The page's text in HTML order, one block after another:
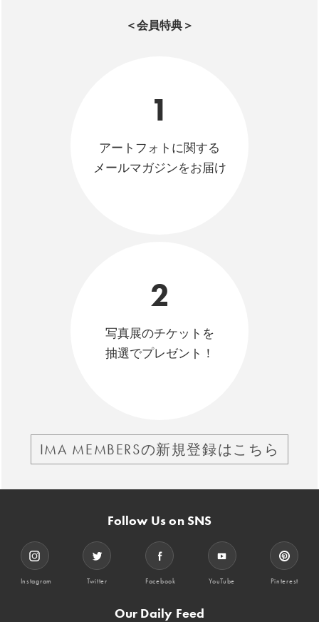
＜会員特典＞
1
アートフォトに関する
メールマガジンをお届け
2
写真展のチケットを
抽選でプレゼント！
IMA MEMBERSの新規登録はこちら
Follow Us on SNS
Instagram Twitter Facebook YouTube Pinterest
Our Daily Feed